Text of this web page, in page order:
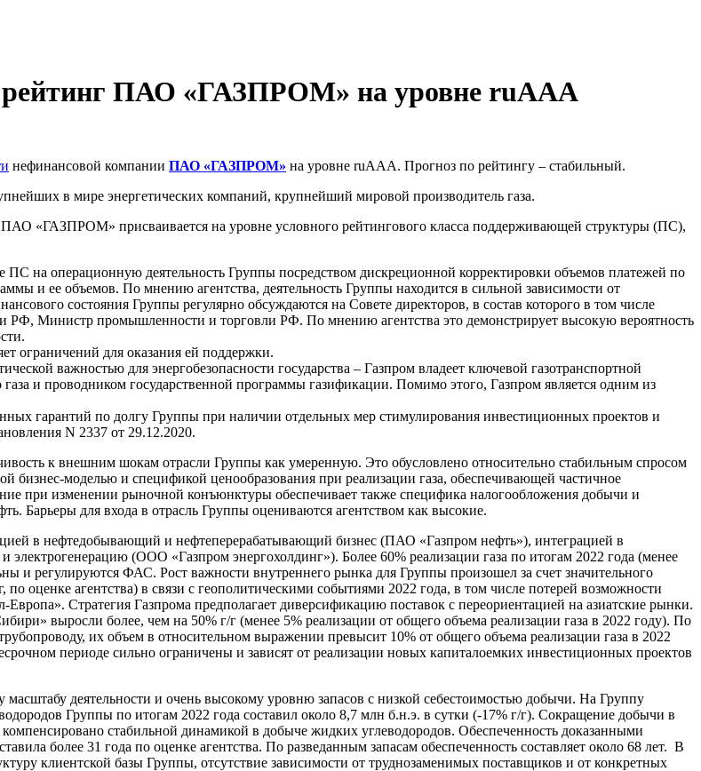
рейтинг ПАО «ГАЗПРОМ» на уровне ruAAA
нефинансовой компании ПАО «ГАЗПРОМ» на уровне ruAAA. Прогноз по рейтингу – стабильный.
в мире энергетических компаний, крупнейший мировой производитель газа.
«ГАЗПРОМ» присваивается на уровне условного рейтингового класса поддерживающей структуры (ПС),
на операционную деятельность Группы посредством дискреционной корректировки объемов платежей по
и ее объемов. По мнению агентства, деятельность Группы находится в сильной зависимости от
состояния Группы регулярно обсуждаются на Совете директоров, в состав которого в том числе
РФ, Министр промышленности и торговли РФ. По мнению агентства это демонстрирует высокую вероятность
ограничений для оказания ей поддержки.
важностью для энергобезопасности государства – Газпром владеет ключевой газотранспортной
и проводником государственной программы газификации. Помимо этого, Газпром является одним из
гарантий по долгу Группы при наличии отдельных мер стимулирования инвестиционных проектов и
N 2337 от 29.12.2020.
к внешним шокам отрасли Группы как умеренную. Это обусловлено относительно стабильным спросом
бизнес-моделью и спецификой ценообразования при реализации газа, обеспечивающей частичное
при изменении рыночной конъюнктуры обеспечивает также специфика налогообложения добычи и
Барьеры для входа в отрасль Группы оцениваются агентством как высокие.
в нефтедобывающий и нефтеперерабатывающий бизнес (ПАО «Газпром нефть»), интеграцией в
(ООО «Газпром энергохолдинг»). Более 60% реализации газа по итогам 2022 года (менее
и регулируются ФАС. Рост важности внутреннего рынка для Группы произошел за счет значительного
оценке агентства) в связи с геополитическими событиями 2022 года, в том числе потерей возможности
Стратегия Газпрома предполагает диверсификацию поставок с переориентацией на азиатские рынки.
выросли более, чем на 50% г/г (менее 5% реализации от общего объема реализации газа в 2022 году). По
их объем в относительном выражении превысит 10% от общего объема реализации газа в 2022
периоде сильно ограничены и зависят от реализации новых капиталоемких инвестиционных проектов
деятельности и очень высокому уровню запасов с низкой себестоимостью добычи. На Группу
Группы по итогам 2022 года составил около 8,7 млн б.н.э. в сутки (-17% г/г). Сокращение добычи в
стабильной динамикой в добыче жидких углеводородов. Обеспеченность доказанными
более 31 года по оценке агентства. По разведанным запасам обеспеченность составляет около 68 лет. В
клиентской базы Группы, отсутствие зависимости от труднозаменимых поставщиков и от конкретных